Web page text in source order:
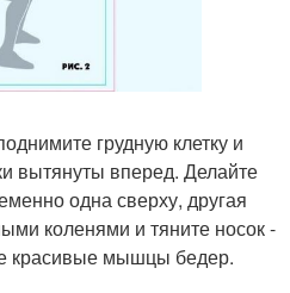
грудную клетку и
вытянуты вперед. Делайте
одна сверху, другая
коленями и тяните носок -
красивые мышцы бедер.